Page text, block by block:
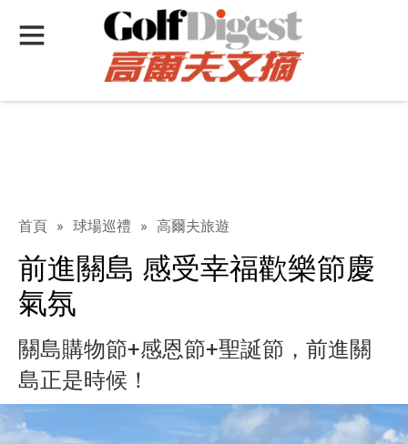
首頁 » 球場巡禮 » 高爾夫旅遊
前進關島 感受幸福歡樂節慶
氣氛
關島購物節+感恩節+聖誕節，前進關
島正是時候！